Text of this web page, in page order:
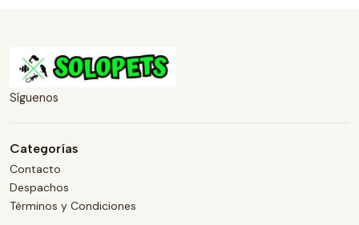
Síguenos
Categorías
Contacto
Despachos
Términos y Condiciones